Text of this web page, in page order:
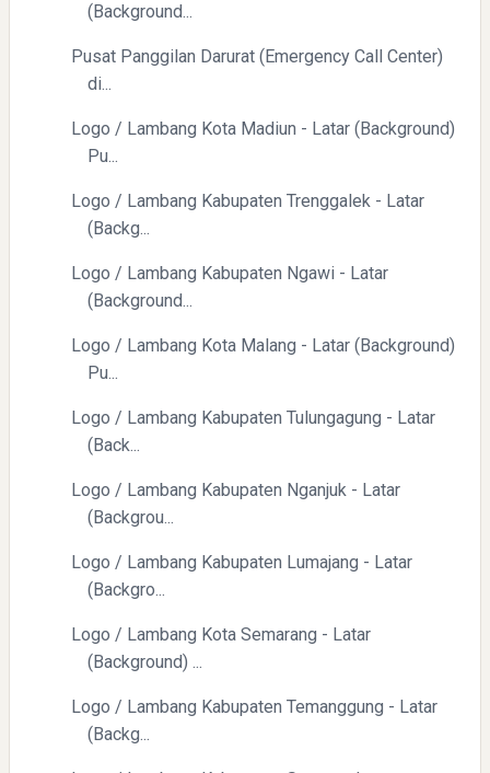
(Background...
Pusat Panggilan Darurat (Emergency Call Center)
di...
Logo / Lambang Kota Madiun - Latar (Background)
Pu...
Logo / Lambang Kabupaten Trenggalek - Latar
(Backg...
Logo / Lambang Kabupaten Ngawi - Latar
(Background...
Logo / Lambang Kota Malang - Latar (Background)
Pu...
Logo / Lambang Kabupaten Tulungagung - Latar
(Back...
Logo / Lambang Kabupaten Nganjuk - Latar
(Backgrou...
Logo / Lambang Kabupaten Lumajang - Latar
(Backgro...
Logo / Lambang Kota Semarang - Latar
(Background) ...
Logo / Lambang Kabupaten Temanggung - Latar
(Backg...